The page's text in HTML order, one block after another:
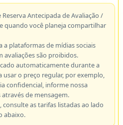
Antecipada de Avaliação /
quando você planeja compartilhar
a plataformas de mídias sociais
avaliações são proibidos.
automaticamente durante a
usar o preço regular, por exemplo,
confidencial, informe nossa
de mensagem.
consulte as tarifas listadas ao lado
abaixo.